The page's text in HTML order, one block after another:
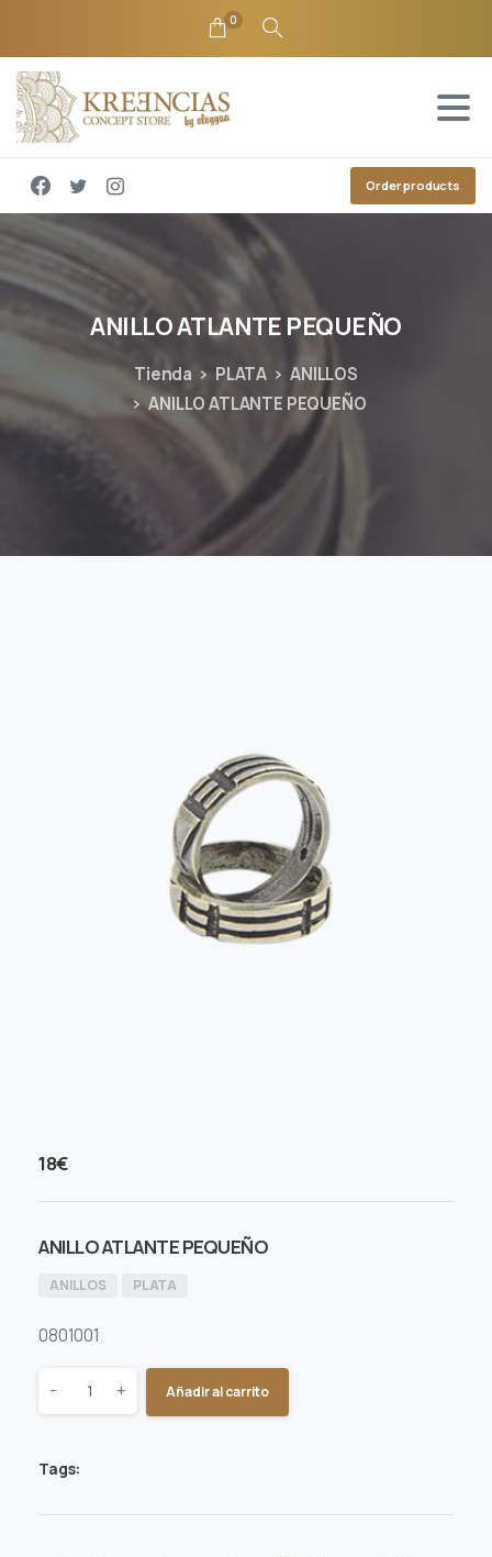
0
Order products
ANILLOATLANTEPEQUEÑO
Tienda PLATA
ANILLOS
ANILLO ATLANTE PEQUEÑO
18€
ANILLO ATLANTE PEQUEÑO
ANILLOS PLATA
0801001
Quantity
- + Añadir al carrito
Tags: